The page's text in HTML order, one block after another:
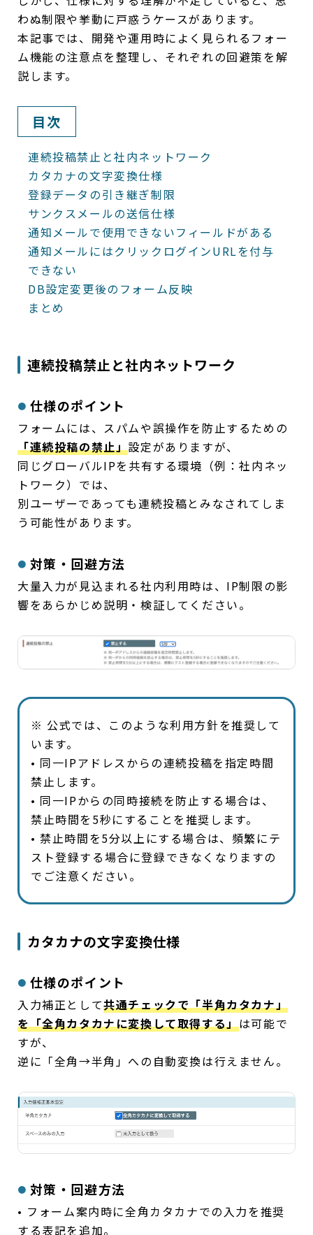
わぬ制限や挙動に戸惑うケースがあります。
本記事では、開発や運用時によく見られるフォー
ム機能の注意点を整理し、それぞれの回避策を解
説します。
目次
連続投稿禁止と社内ネットワーク
カタカナの文字変換仕様
登録データの引き継ぎ制限
サンクスメールの送信仕様
通知メールで使用できないフィールドがある
通知メールにはクリックログインURLを付与
できない
DB設定変更後のフォーム反映
まとめ
連続投稿禁止と社内ネットワーク
仕様のポイント
フォームには、スパムや誤操作を防止するための
「連続投稿の禁止」設定がありますが、
同じグローバルIPを共有する環境（例：社内ネッ
トワーク）では、
別ユーザーであっても連続投稿とみなされてしま
う可能性があります。
対策・回避方法
大量入力が見込まれる社内利用時は、IP制限の影
響をあらかじめ説明・検証してください。
※ 公式では、このような利用方針を推奨して
います。
• 同一IPアドレスからの連続投稿を指定時間
禁止します。
• 同一IPからの同時接続を防止する場合は、
禁止時間を5秒にすることを推奨します。
• 禁止時間を5分以上にする場合は、頻繁にテ
スト登録する場合に登録できなくなりますの
でご注意ください。
カタカナの文字変換仕様
仕様のポイント
入力補正として共通チェックで「半角カタカナ」
を「全角カタカナに変換して取得する」は可能で
すが、
逆に「全角→半角」への自動変換は行えません。
対策・回避方法
• フォーム案内時に全角カタカナでの入力を推奨
する表記を追加。